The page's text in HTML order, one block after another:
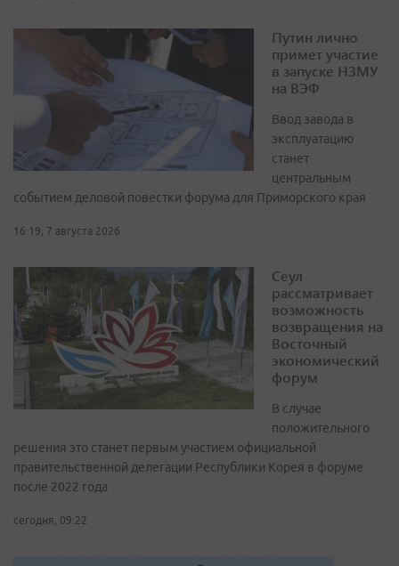
Путин лично
примет участие
в запуске НЗМУ
на ВЭФ
Ввод завода в
эксплуатацию
станет
центральным
событием деловой повестки форума для Приморского края
16:19, 7 августа 2026
Сеул
рассматривает
возможность
возвращения на
Восточный
экономический
форум
В случае
положительного
решения это станет первым участием официальной
правительственной делегации Республики Корея в форуме
после 2022 года
сегодня, 09:22